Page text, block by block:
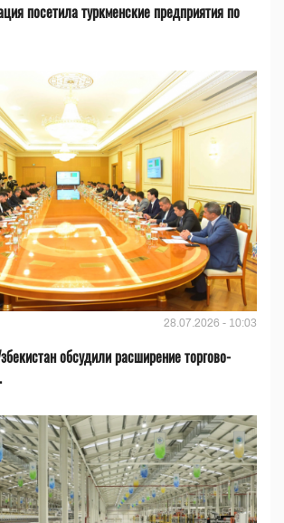
посетила туркменские предприятия по
28.07.2026 - 10:03
обсудили расширение торгово-